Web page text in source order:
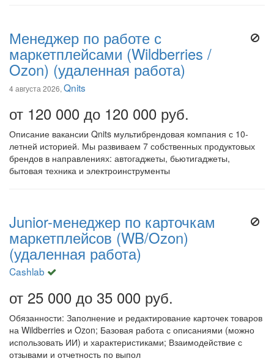
Менеджер по работе с
маркетплейсами (Wildberries /
Ozon) (удаленная работа)
4 августа 2026, Qnits
от 120 000 до 120 000 руб.
Описание вакансии Qnits мультибрендовая компания с 10-
летней историей. Мы развиваем 7 собственных продуктовых
брендов в направлениях: автогаджеты, бьютигаджеты,
бытовая техника и электроинструменты
Junior-менеджер по карточкам
маркетплейсов (WB/Ozon)
(удаленная работа)
Cashlab
от 25 000 до 35 000 руб.
Обязанности: Заполнение и редактирование карточек товаров
на Wildberries и Ozon; Базовая работа с описаниями (можно
использовать ИИ) и характеристиками; Взаимодействие с
отзывами и отчетность по выпол